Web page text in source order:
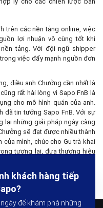
trên các nền tảng online, việc
lợi nhuận vô cùng tốt khi
tảng. Với đội ngũ shipper
việc đẩy mạnh nguồn đơn
điều anh Chưởng cần nhất là
rất hài lòng vì Sapo FnB là
cho mô hình quán của anh.
đã tin tưởng Sapo FnB. Với sự
lại những giải pháp ngày càng
sẽ đạt được nhiều thành
mình, chúc cho Gu trà khai
tương lai, đưa thương hiệu
S.
khách hàng tiếp
để khám phá những